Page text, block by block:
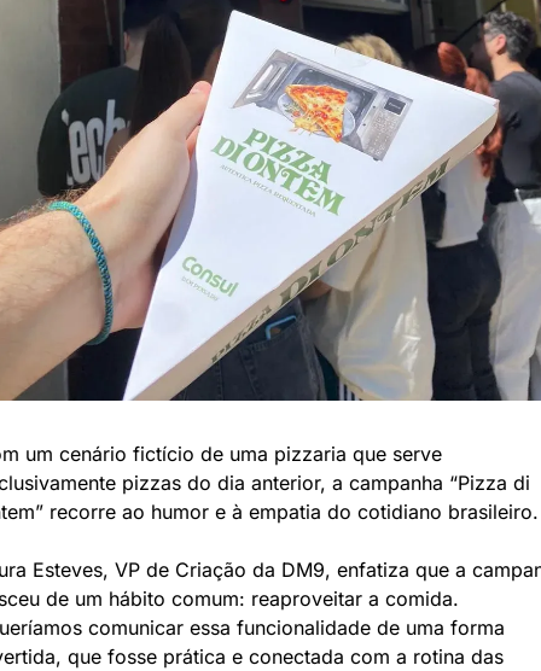
um cenário fictício de uma pizzaria que serve
pizzas do dia anterior, a campanha “Pizza di
recorre ao humor e à empatia do cotidiano
Esteves, VP de Criação da DM9, enfatiza que a
de um hábito comum: reaproveitar a comida.
comunicar essa funcionalidade de uma forma
que fosse prática e conectada com a rotina das